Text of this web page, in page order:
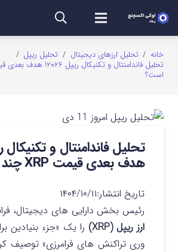
خانه / تحلیل ارزهای دیجیتال / تحلیل ریپل /
است؟
هدف بعدی قیمت XRP چند دلار است؟
تاریخ انتشار:۱۴۰۴/۱۰/۱۱
رئیس بخش دارایی های دیجیتال،
ارز ریپل (XRP)
را یک «جزء بنیادین
وری تراکنش‌ های فرامرزی» توصیف